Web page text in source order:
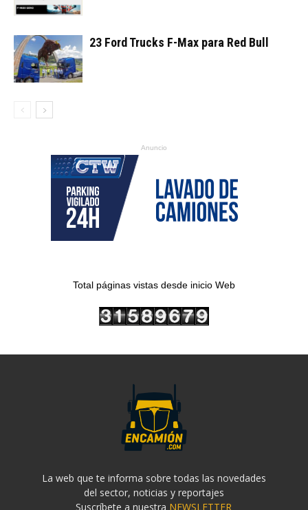
23 Ford Trucks F-Max para Red Bull
Anuncio
Total páginas vistas desde inicio Web
La web que te informa sobre todas las novedades
del sector, noticias y reportajes
Suscríbete a nuestra NEWSLETTER